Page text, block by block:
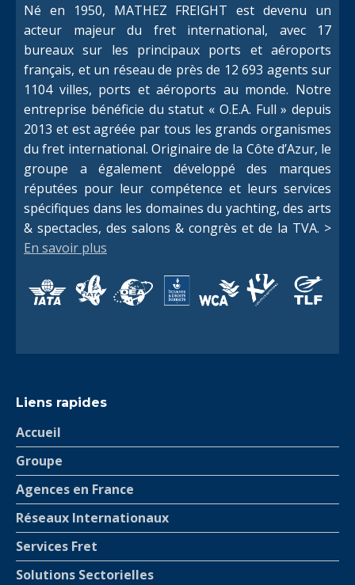
Né en 1950, MATHEZ FREIGHT est devenu un
acteur majeur du fret international, avec 17
bureaux sur les principaux ports et aéroports
français, et un réseau de près de 12 693 agents sur
1104 villes, ports et aéroports au monde. Notre
entreprise bénéficie du statut « O.E.A. Full » depuis
2013 et est agréée par tous les grands organismes
du fret international. Originaire de la Côte d’Azur, le
groupe a également développé des marques
réputées pour leur compétence et leurs services
spécifiques dans les domaines du yachting, des arts
& spectacles, des salons & congrès et de la TVA. >
En savoir plus
Liens rapides
Accueil
Groupe
Agences en France
Réseaux Internationaux
Services Fret
Solutions Sectorielles